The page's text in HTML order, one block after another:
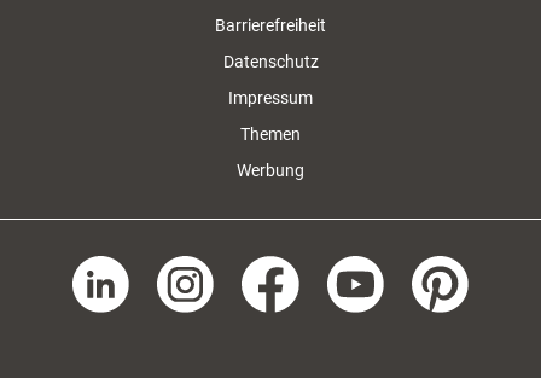
Barrierefreiheit
Datenschutz
Impressum
Themen
Werbung